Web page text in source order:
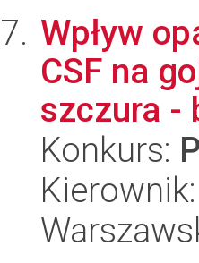
Wpływ
CSF na
szczura -
Konkurs: